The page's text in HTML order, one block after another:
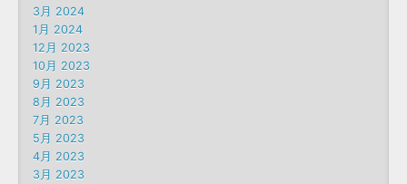
3月 2024
1月 2024
12月 2023
10月 2023
9月 2023
8月 2023
7月 2023
5月 2023
4月 2023
3月 2023